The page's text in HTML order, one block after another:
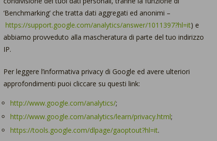
‘Benchmarking’ che tratta dati aggregati ed anonimi –
https://support.google.com/analytics/answer/1011397?hl=it) e
abbiamo provveduto alla mascheratura di parte del tuo indirizzo
IP.
Per leggere l’informativa privacy di Google ed avere ulteriori
approfondimenti puoi cliccare su questi link:
http://www.google.com/analytics/;
http://www.google.com/analytics/learn/privacy.html;
https://tools.google.com/dlpage/gaoptout?hl=it.